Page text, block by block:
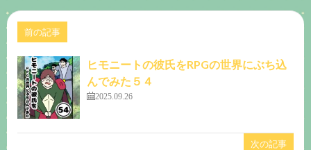
前の記事
ヒモニートの彼氏をRPGの世界にぶち込
んでみた５４
2025.09.26
次の記事